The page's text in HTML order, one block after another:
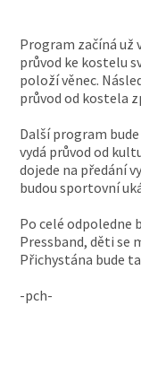
Program začíná už
průvod ke kostelu
položí věnec.
průvod od kostela
Další program
vydá průvod od
dojede na předání
budou sportovní
Po celé odpoledne
Pressband, děti se
Přichystána bude
-pch-